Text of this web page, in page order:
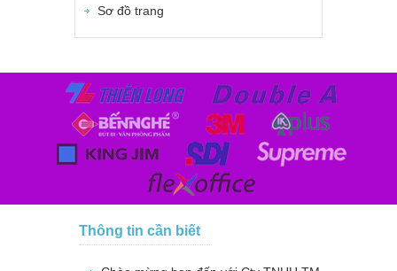
Sơ đồ trang
Thông tin cần biết